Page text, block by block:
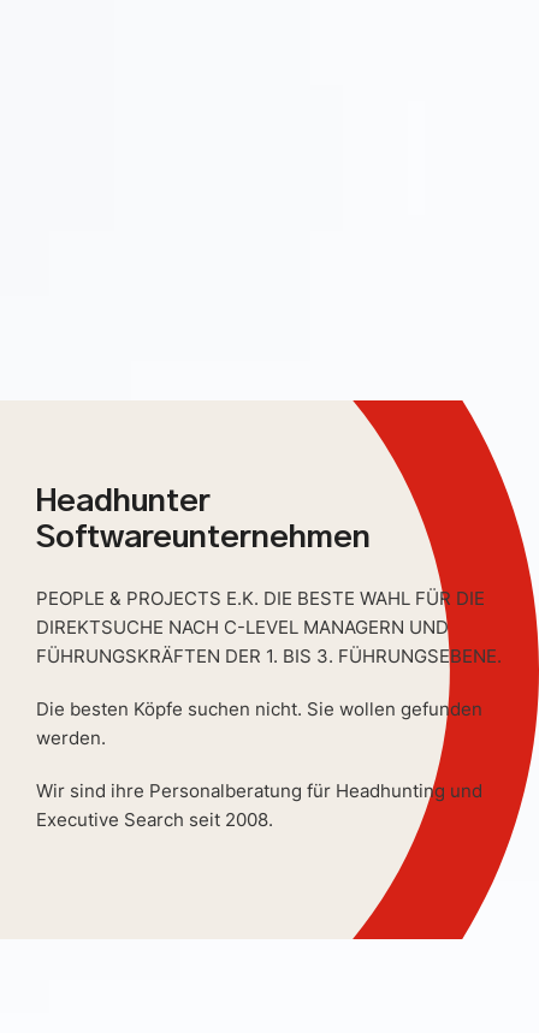
Headhunter
Softwareunternehmen
PEOPLE & PROJECTS E.K. DIE BESTE WAHL FÜR DIE
DIREKTSUCHE NACH C-LEVEL MANAGERN UND
FÜHRUNGSKRÄFTEN DER 1. BIS 3. FÜHRUNGSEBENE.
Die besten Köpfe suchen nicht. Sie wollen gefunden
werden.
Wir sind ihre Personalberatung für Headhunting und
Executive Search seit 2008.